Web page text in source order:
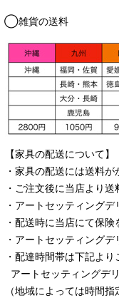
◯雑貨の送料
【家具の配送について】
・家具の配送には送料が
・ご注文後に当店より送
・ アートセッティングデ
・配送時に当店にて保
・ アートセッティングデ
・配達時間帯は下記より
アートセッティングデ
（地域によっては時間